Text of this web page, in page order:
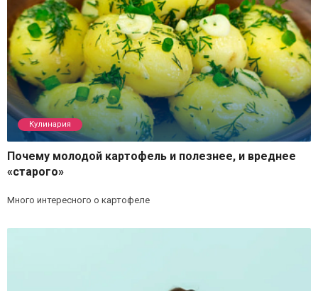
Кулинария
Почему молодой картофель и полезнее, и вреднее
«старого»
Много интересного о картофеле